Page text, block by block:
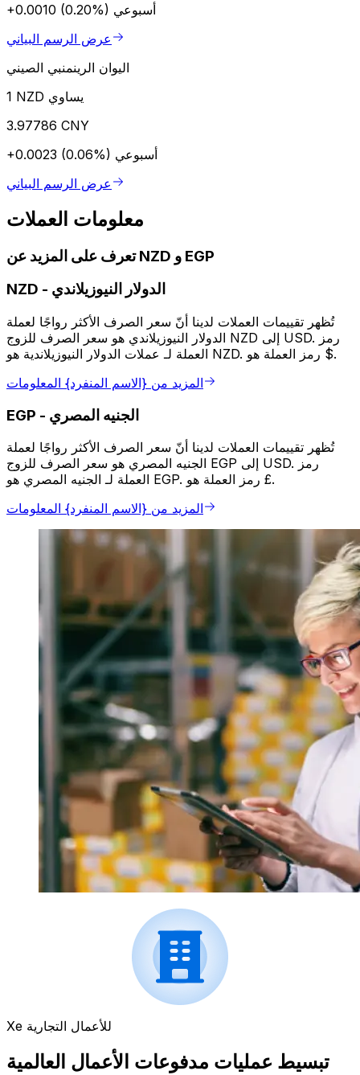
+0.0010 (0.20%) أسبوعي
عرض الرسم البياني
اليوان الرينمنبي الصيني
1 NZD يساوي
3.97786 CNY
+0.0023 (0.06%) أسبوعي
عرض الرسم البياني
معلومات العملات
تعرف على المزيد عن NZD و EGP
NZD - الدولار النيوزيلاندي
تُظهر تقييمات العملات لدينا أنّ سعر الصرف الأكثر رواجًا لعملة
الدولار النيوزيلاندي هو سعر الصرف للزوج NZD إلى USD. رمز
العملة لـ عملات الدولار النيوزيلاندية هو NZD. رمز العملة هو $.
المزيد من {الاسم المنفرد} المعلومات
EGP - الجنيه المصري
تُظهر تقييمات العملات لدينا أنّ سعر الصرف الأكثر رواجًا لعملة
الجنيه المصري هو سعر الصرف للزوج EGP إلى USD. رمز
العملة لـ الجنيه المصري هو EGP. رمز العملة هو £.
المزيد من {الاسم المنفرد} المعلومات
Xe للأعمال التجارية
تبسيط عمليات مدفوعات الأعمال العالمية